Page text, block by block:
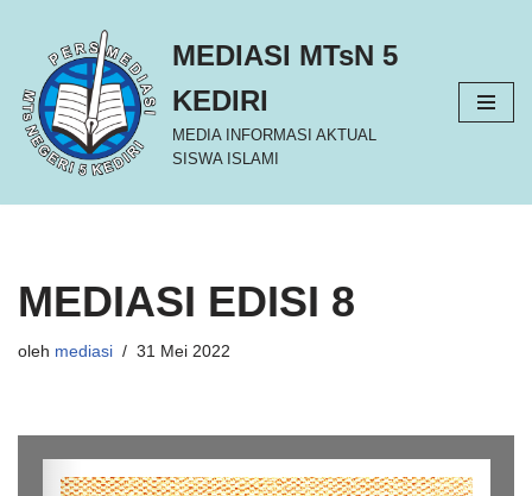
Lompat
ke
konten
MEDIASI MTsN 5
KEDIRI
MEDIA INFORMASI AKTUAL
SISWA ISLAMI
MEDIASI EDISI 8
oleh mediasi 31 Mei 2022